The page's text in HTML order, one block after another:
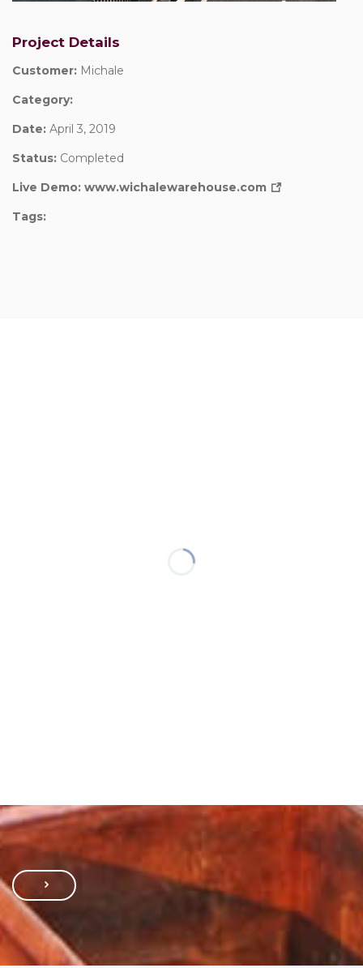
Project Details
Customer: Michale
Category:
Date: April 3, 2019
Status: Completed
Live Demo: www.wichalewarehouse.com
Tags: